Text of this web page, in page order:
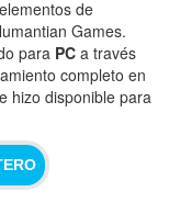
de
Games.
para PC a través
completo en
hizo disponible para